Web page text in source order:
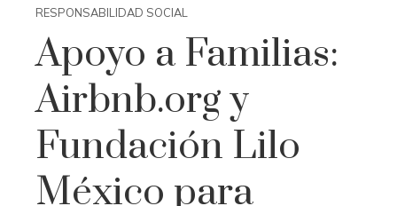
RESPONSABILIDAD SOCIAL
Apoyo a Familias:
Airbnb.org y
Fundación Lilo
México para